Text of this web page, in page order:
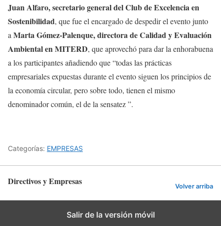
Juan Alfaro, secretario general del Club de Excelencia en
Sostenibilidad, que fue el encargado de despedir el evento junto
a Marta Gómez-Palenque, directora de Calidad y Evaluación
Ambiental en MITERD, que aprovechó para dar la enhorabuena
a los participantes añadiendo que “todas las prácticas
empresariales expuestas durante el evento siguen los principios de
la economía circular, pero sobre todo, tienen el mismo
denominador común, el de la sensatez ”.
Categorías: EMPRESAS
Directivos y Empresas Volver arriba
Salir de la versión móvil